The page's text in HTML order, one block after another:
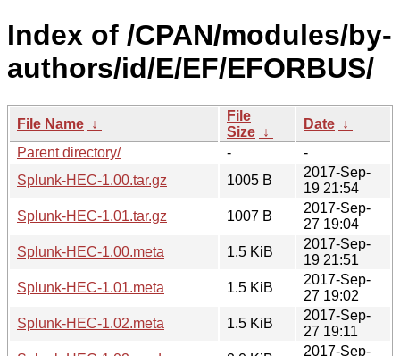
Index of /CPAN/modules/by-
authors/id/E/EF/EFORBUS/
File Name ↓
File
Size ↓
Date ↓
Parent directory/
-
-
Splunk-HEC-1.00.tar.gz
1005 B
2017-Sep-
19 21:54
Splunk-HEC-1.01.tar.gz
1007 B
2017-Sep-
27 19:04
Splunk-HEC-1.00.meta
1.5 KiB
2017-Sep-
19 21:51
Splunk-HEC-1.01.meta
1.5 KiB
2017-Sep-
27 19:02
Splunk-HEC-1.02.meta
1.5 KiB
2017-Sep-
27 19:11
2017-Sep-